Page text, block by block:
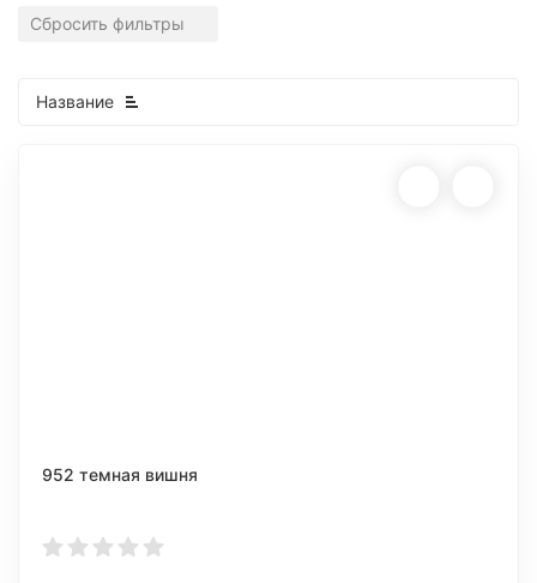
Сбросить фильтры
Название
952 темная вишня